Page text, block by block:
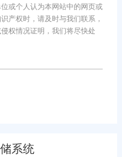
或个人认为本网站中的网页或
产权时，请及时与我们联系，
权情况证明，我们将尽快处
系统